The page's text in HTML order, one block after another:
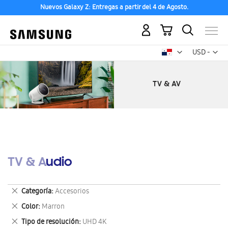
Nuevos Galaxy Z: Entregas a partir del 4 de Agosto.
USD -
dólar
Mi carrito
TV & Audio
Categoría Accesorios
Eliminar
este
artículo
Color Marron
Eliminar
este
Tipo de resolución UHD 4K
Eliminar